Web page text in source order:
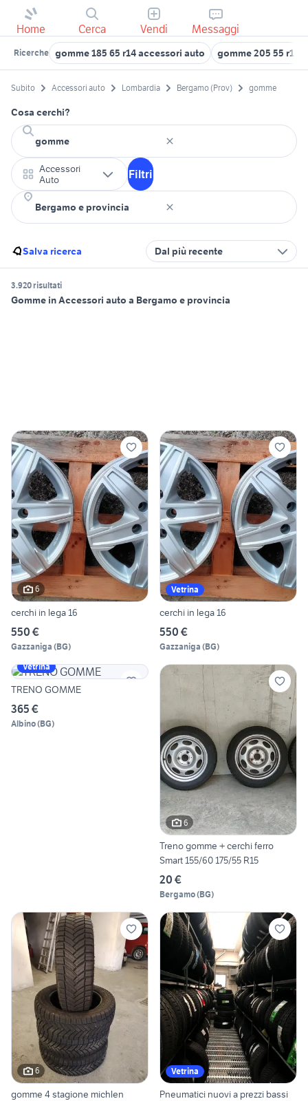
Home Cerca Vendi Messaggi
Ricerche gomme 185 65 r14 accessori auto gomme 205 55 r16
Subito Accessori auto Lombardia Bergamo (Prov) gomme
Cosa cerchi?
Accessori
Auto
Filtri
Salva ricerca Dal più recente
3.920 risultati
Gomme in Accessori auto a Bergamo e provincia
6
cerchi in lega 16
550 €
Gazzaniga (BG)
Vetrina
cerchi in lega 16
550 €
Gazzaniga (BG)
Vetrina
TRENO GOMME
365 €
Albino(BG)
6
Treno gomme + cerchi ferro
Smart 155/60 175/55 R15
20 €
Bergamo(BG)
6
gomme 4 stagione michlen
Vetrina
Pneumatici nuovi a prezzi bassi